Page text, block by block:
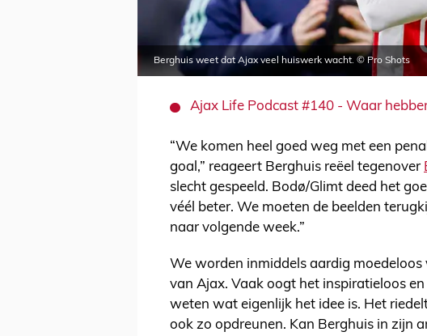
Berghuis weet dat Ajax veel huiswerk wacht. © Pro Shots
Ajax Life Podcast #140 - Waar
“We komen heel goed weg met een
goal,” reageert Berghuis reëel tegenover
slecht gespeeld. Bodø/Glimt deed het
véél beter. We moeten de beelden
naar volgende week.”
We worden inmiddels aardig
van Ajax. Vaak oogt het inspiratieloos
weten wat eigenlijk het idee is. Het
ook zo opdreunen. Kan Berghuis in zijn